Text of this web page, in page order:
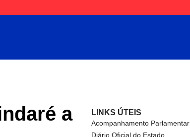
a
LINKS ÚTEIS
Acompanhamento Parlamentar
Diário Oficial do Estado